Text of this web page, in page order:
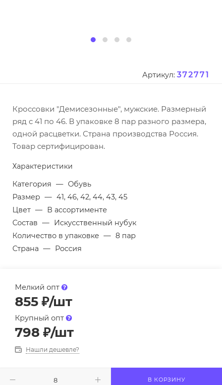
Артикул: 372771
Кроссовки "Демисезонные", мужские. Размерный
ряд с 41 по 46. В упаковке 8 пар разного размера,
одной расцветки. Страна производства Россия.
Товар сертифицирован.
Характеристики
Категория — Обувь
Размер — 41, 46, 42, 44, 43, 45
Цвет — В ассортименте
Состав — Искусственный нубук
Количество в упаковке — 8 пар
Страна — Россия
Мелкий опт
855 ₽/шт
Крупный опт
798 ₽/шт
Нашли дешевле?
В КОРЗИНУ